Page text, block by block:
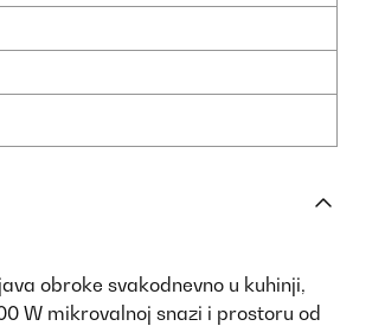
obroke svakodnevno u kuhinji,
W mikrovalnoj snazi i prostoru od